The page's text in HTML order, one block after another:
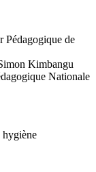
Pédagogique de
Kimbangu
Nationale
hygiène